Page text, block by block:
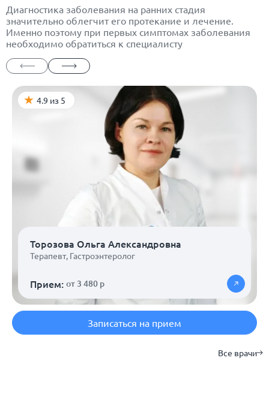
Диагностика заболевания на ранних стадия
значительно облегчит его протекание и лечение.
Именно поэтому при первых симптомах заболевания
необходимо обратиться к специалисту
4.9 из 5
Торозова Ольга Александровна
Терапевт, Гастроэнтеролог
Прием: от 3 480 р
Записаться на прием
Все врачи